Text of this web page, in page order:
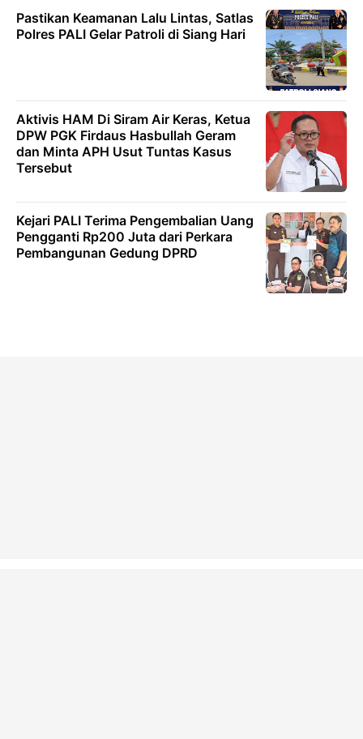
Pastikan Keamanan Lalu Lintas, Satlas
Polres PALI Gelar Patroli di Siang Hari
Aktivis HAM Di Siram Air Keras, Ketua
DPW PGK Firdaus Hasbullah Geram
dan Minta APH Usut Tuntas Kasus
Tersebut
Kejari PALI Terima Pengembalian Uang
Pengganti Rp200 Juta dari Perkara
Pembangunan Gedung DPRD